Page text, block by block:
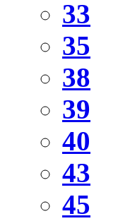
33
35
38
39
40
43
45